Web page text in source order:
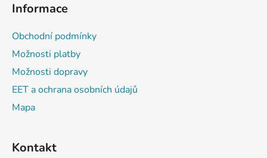
Informace
Obchodní podmínky
Možnosti platby
Možnosti dopravy
EET a ochrana osobních údajů
Mapa
Kontakt